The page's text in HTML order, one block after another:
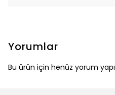
Yorumlar
Bu ürün için henüz yorum